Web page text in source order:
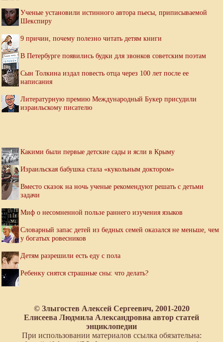
Ученые установили истинного автора пьесы, приписываемой
Шекспиру
9 причин, почему полезно читать детям книги
В Петербурге появились будки для звонков советским поэтам
Сын Толкина издал повесть отца через 100 лет после ее
написания
Литературную премию Международный Букер присудили
израильскому писателю
Какими были первые детские сады и ясли в Крыму
Израильская бабушка стала «кукольным доктором»
Вместо сказок на ночь ученые рекомендуют решать с детьми
задачи
Миф о несомненной пользе раннего изучения языков
Словарный запас детей из бедных семей оказался не меньше, чем
у богатых ровесников
Детям разрешили есть еду с пола
Ребенку снятся страшные сны: что делать?
© Злыгостев Алексей Сергеевич, 2001-2020
Елисеева Людмила Александровна автор статей
энциклопедии
При использовании материалов ссылка обязательна: